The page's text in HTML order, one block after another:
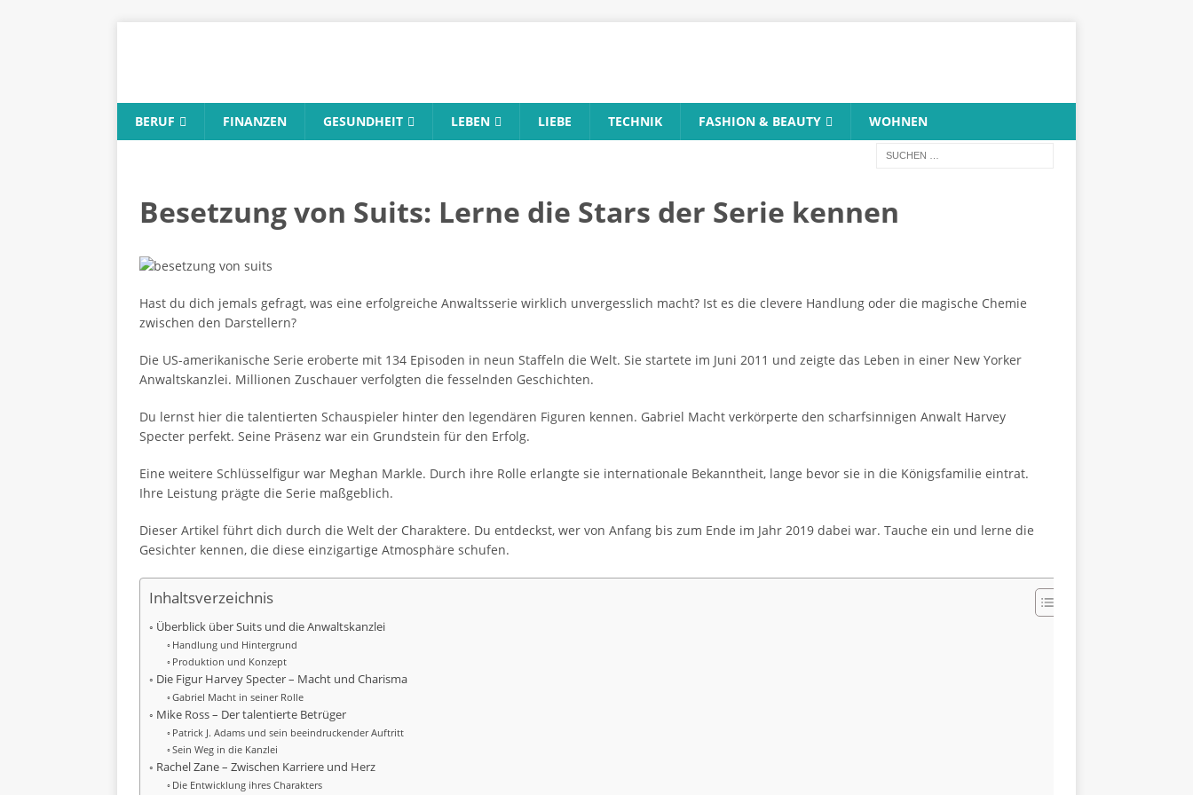
BERUF FINANZEN GESUNDHEIT LEBEN LIEBE TECHNIK FASHION & BEAUTY WOHNEN
Besetzung von Suits: Lerne die Stars der Serie kennen
Hast du dich jemals gefragt, was eine erfolgreiche Anwaltsserie wirklich unvergesslich macht? Ist es die clevere Handlung oder die magische Chemie
zwischen den Darstellern?
Die US-amerikanische Serie eroberte mit 134 Episoden in neun Staffeln die Welt. Sie startete im Juni 2011 und zeigte das Leben in einer New Yorker
Anwaltskanzlei. Millionen Zuschauer verfolgten die fesselnden Geschichten.
Du lernst hier die talentierten Schauspieler hinter den legendären Figuren kennen. Gabriel Macht verkörperte den scharfsinnigen Anwalt Harvey
Specter perfekt. Seine Präsenz war ein Grundstein für den Erfolg.
Eine weitere Schlüsselfigur war Meghan Markle. Durch ihre Rolle erlangte sie internationale Bekanntheit, lange bevor sie in die Königsfamilie eintrat.
Ihre Leistung prägte die Serie maßgeblich.
Dieser Artikel führt dich durch die Welt der Charaktere. Du entdeckst, wer von Anfang bis zum Ende im Jahr 2019 dabei war. Tauche ein und lerne die
Gesichter kennen, die diese einzigartige Atmosphäre schufen.
Inhaltsverzeichnis
Überblick über Suits und die Anwaltskanzlei
Handlung und Hintergrund
Produktion und Konzept
Die Figur Harvey Specter – Macht und Charisma
Gabriel Macht in seiner Rolle
Mike Ross – Der talentierte Betrüger
Patrick J. Adams und sein beeindruckender Auftritt
Sein Weg in die Kanzlei
Rachel Zane – Zwischen Karriere und Herz
Die Entwicklung ihres Charakters